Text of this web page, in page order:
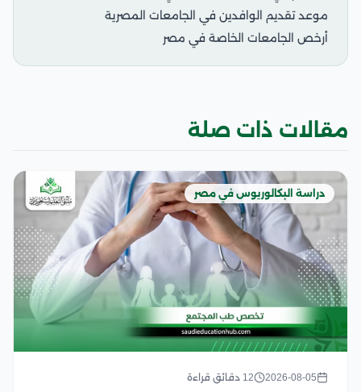
موعد تقديم الوافدين في الجامعات المصرية
أرخص الجامعات الخاصة في مصر
مقالات ذات صلة
دراسة البكالوريوس في مصر
2026-08-05 12 دقائق قراءة